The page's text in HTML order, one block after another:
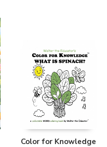
Color for Knowledge